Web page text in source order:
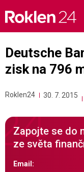
content
Deutsche
zisk na 796
Roklen24 30. 7. 2015
Zapojte se do
ze světa
Email: